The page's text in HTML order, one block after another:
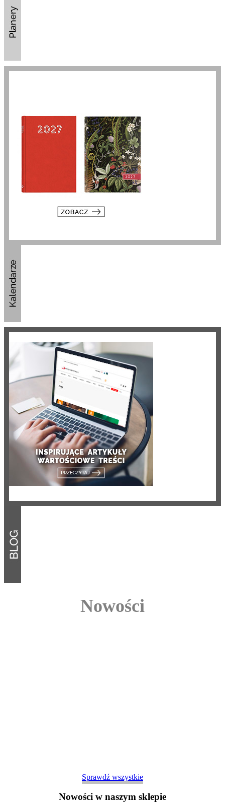
Nowości
Sprawdź wszystkie
Nowości w naszym sklepie